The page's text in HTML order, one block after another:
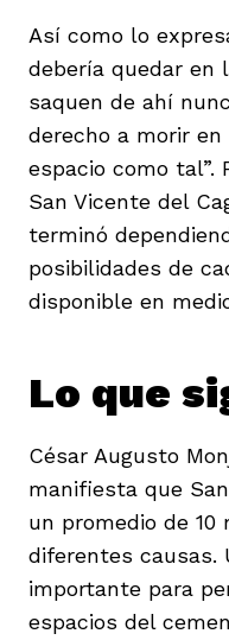
Así como lo
debería quedar en
saquen de ahí
derecho a morir en
espacio como tal”.
San Vicente del
terminó
posibilidades de
disponible en
Lo que
César Augusto
manifiesta que
un promedio de
diferentes causas.
importante para
espacios del